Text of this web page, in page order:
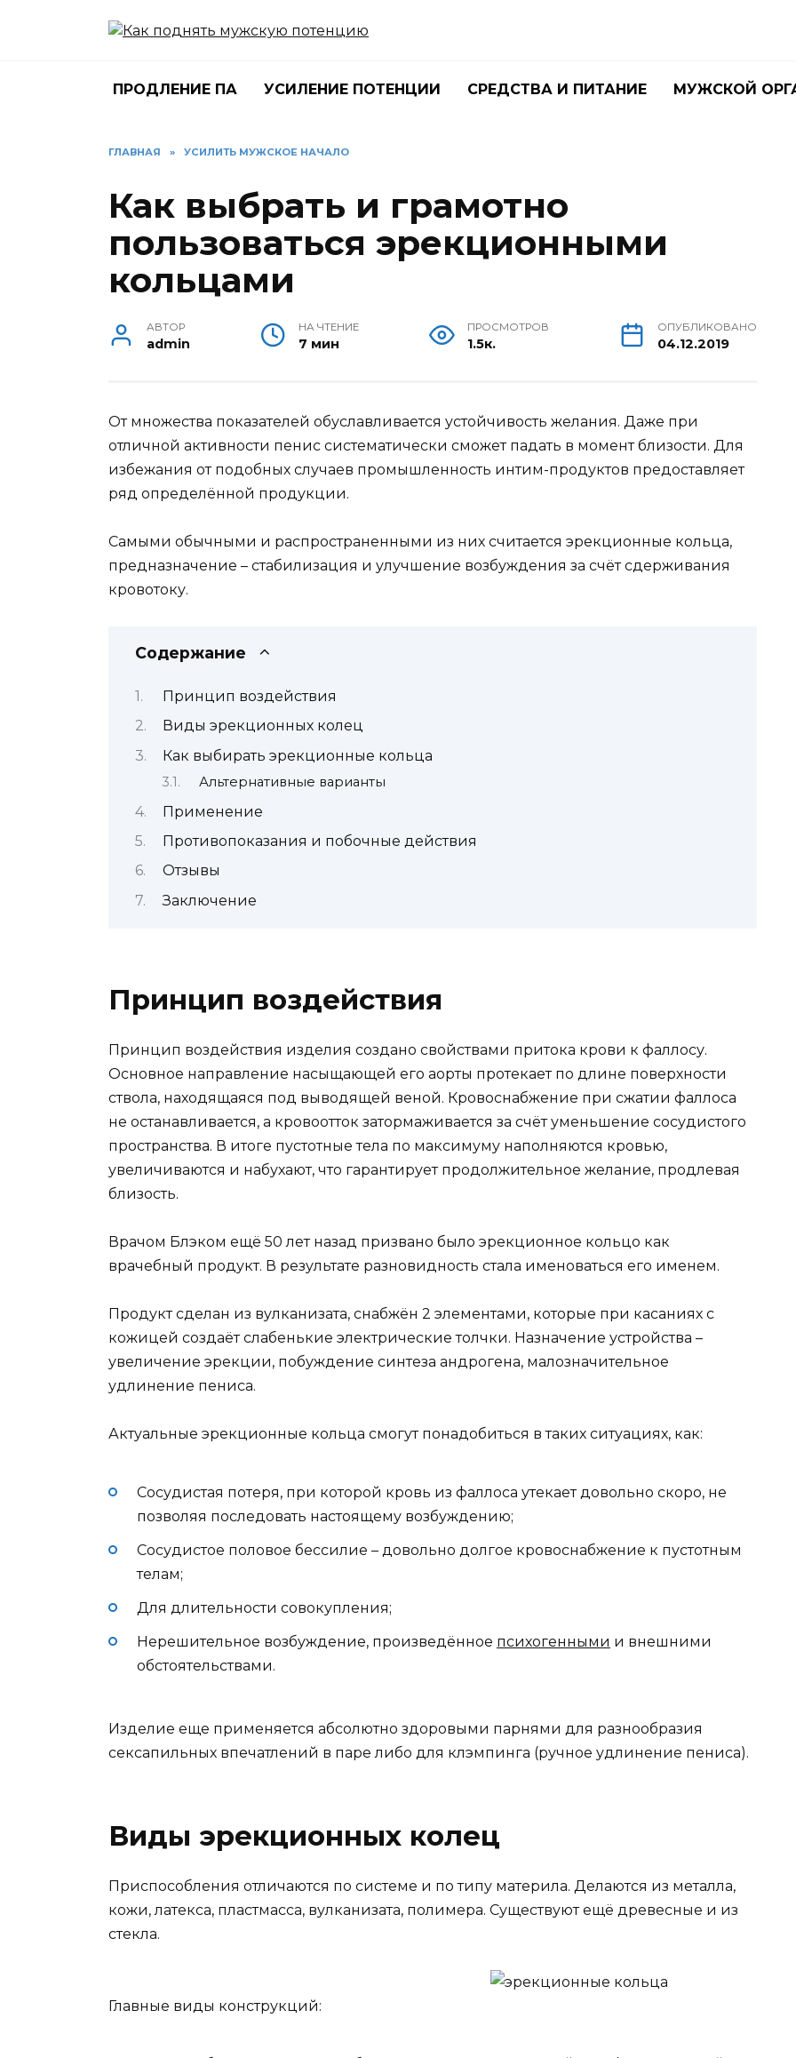
ПРОДЛЕНИЕ ПА УСИЛЕНИЕ ПОТЕНЦИИ СРЕДСТВА И ПИТАНИЕ МУЖСКОЙ
ГЛАВНАЯ » УСИЛИТЬ МУЖСКОЕ НАЧАЛО
Как выбрать и грамотно
пользоваться эрекционными
кольцами
АВТОР
admin
НА ЧТЕНИЕ
7 мин
ПРОСМОТРОВ
1.5к.
ОПУБЛИКОВАНО
04.12.2019
От множества показателей обуславливается устойчивость желания. Даже при
отличной активности пенис систематически сможет падать в момент близости. Для
избежания от подобных случаев промышленность интим-продуктов предоставляет
ряд определённой продукции.
Самыми обычными и распространенными из них считается эрекционные кольца,
предназначение – стабилизация и улучшение возбуждения за счёт сдерживания
кровотоку.
Содержание
Принцип воздействия
Виды эрекционных колец
Как выбирать эрекционные кольца
Альтернативные варианты
Применение
Противопоказания и побочные действия
Отзывы
Заключение
Принцип воздействия
Принцип воздействия изделия создано свойствами притока крови к фаллосу.
Основное направление насыщающей его аорты протекает по длине поверхности
ствола, находящаяся под выводящей веной. Кровоснабжение при сжатии фаллоса
не останавливается, а кровоотток затормаживается за счёт уменьшение сосудистого
пространства. В итоге пустотные тела по максимуму наполняются кровью,
увеличиваются и набухают, что гарантирует продолжительное желание, продлевая
близость.
Врачом Блэком ещё 50 лет назад призвано было эрекционное кольцо как
врачебный продукт. В результате разновидность стала именоваться его именем.
Продукт сделан из вулканизата, снабжён 2 элементами, которые при касаниях с
кожицей создаёт слабенькие электрические толчки. Назначение устройства –
увеличение эрекции, побуждение синтеза андрогена, малозначительное
удлинение пениса.
Актуальные эрекционные кольца смогут понадобиться в таких ситуациях, как:
Сосудистая потеря, при которой кровь из фаллоса утекает довольно скоро, не
позволяя последовать настоящему возбуждению;
Сосудистое половое бессилие – довольно долгое кровоснабжение к пустотным
телам;
Для длительности совокупления;
Нерешительное возбуждение, произведённое психогенными и внешними
обстоятельствами.
Изделие еще применяется абсолютно здоровыми парнями для разнообразия
сексапильных впечатлений в паре либо для клэмпинга (ручное удлинение пениса).
Виды эрекционных колец
Приспособления отличаются по системе и по типу материла. Делаются из металла,
кожи, латекса, пластмасса, вулканизата, полимера. Существуют ещё древесные и из
стекла.
Главные виды конструкций: